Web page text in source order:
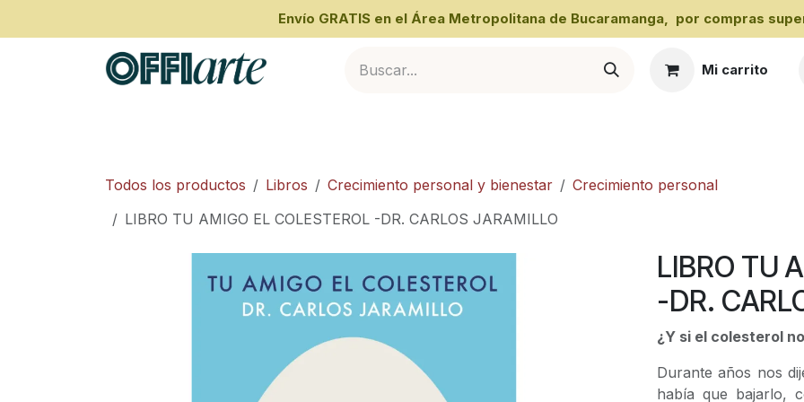
​Envío GRATIS en el Área Metropolitana de Bucaramanga, por compras
Mi carrito
Todos los productos Libros Crecimiento personal y bienestar
Crecimiento personal
LIBRO TU AMIGO EL COLESTEROL -DR. CARLOS JARAMILLO
LIBRO TU
-DR.
¿Y si el colesterol
Durante años nos
había que bajarlo,